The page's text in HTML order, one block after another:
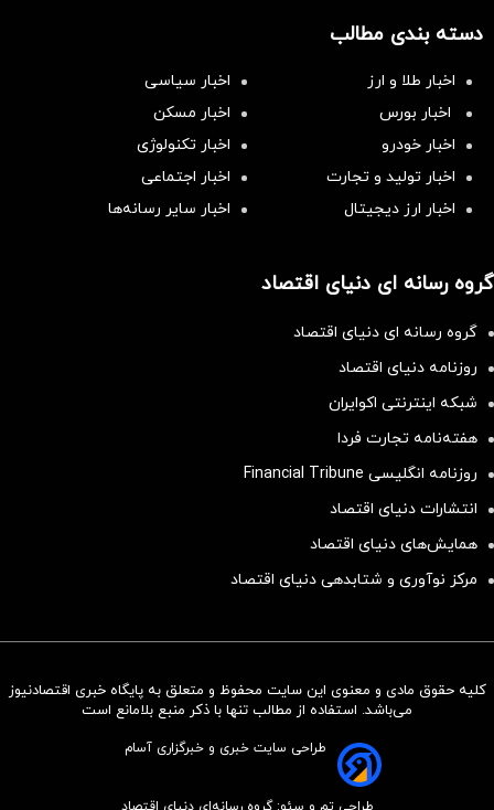
سرمایه‌گذاری همسنگ با شاخص
دسته بندی مطالب
اخبار طلا و ارز
اخبار سیاسی
اخبار بورس
اخبار مسکن
اخبار خودرو
اخبار تکنولوژی
اخبار تولید و تجارت
اخبار اجتماعی
اخبار ارز دیجیتال
اخبار سایر رسانه‌‌ها
گروه رسانه ای دنیای اقتصاد
گروه رسانه ای دنیای اقتصاد
روزنامه دنیای اقتصاد
شبکه اینترنتی اکوایران
هفته‌نامه تجارت فردا
روزنامه انگلیسی Financial Tribune
انتشارات دنیای اقتصاد
همایش‌های دنیای اقتصاد
مرکز نوآوری و شتابدهی دنیای اقتصاد
کلیه حقوق مادی و معنوی این سایت محفوظ و متعلق به پایگاه خبری اقتصادنیوز
می‌باشد. استفاده از مطالب تنها با ذکر منبع بلامانع است
طراحی سایت خبری و خبرگزاری آسام
طراحی تم و سئو: گروه رسانه‌ای دنیای اقتصاد